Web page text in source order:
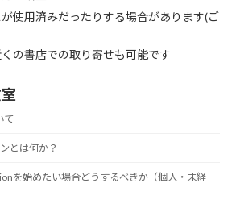
使用済みだったりする場合があります(ご
の書店での取り寄せも可能です
て
とは何か？
を始めたい場合どうするべきか（個人・未経